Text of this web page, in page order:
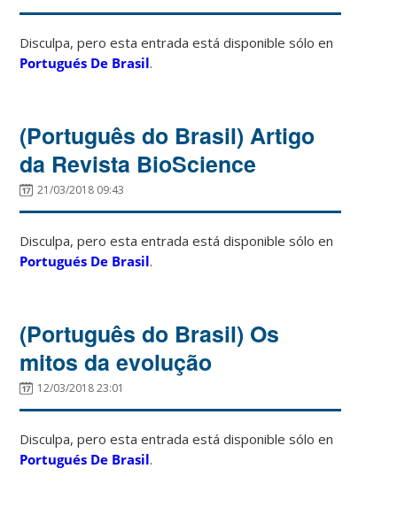
Disculpa, pero esta entrada está disponible sólo en
Portugués De Brasil.
(Português do Brasil) Artigo
da Revista BioScience
21/03/2018 09:43
Disculpa, pero esta entrada está disponible sólo en
Portugués De Brasil.
(Português do Brasil) Os
mitos da evolução
12/03/2018 23:01
Disculpa, pero esta entrada está disponible sólo en
Portugués De Brasil.